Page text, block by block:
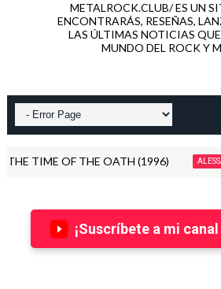
METALROCK.CLUB/ ES UN
ENCONTRARÁS, RESEÑAS,
LAS ÚLTIMAS NOTICIAS
MUNDO DEL ROCK Y
TIME OF THE OATH (1996)
¡Suscríbete a mi